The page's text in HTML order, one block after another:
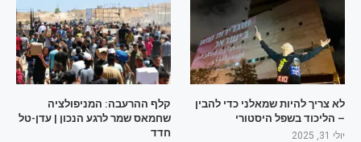
לא צריך להיות שמאלני כדי להבין
– הליכוד בשפל היסטורי
יולי 31, 2025
קלף ההרעבה: המניפולציה
שחמאס שמר לרגע הנכון | עדן-טל
חדד